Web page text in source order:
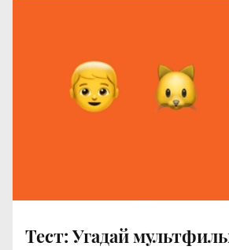
Тест: Угадай